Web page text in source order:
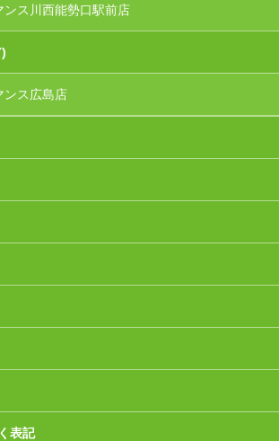
ンス川西能勢口駅前店
ンス広島店
表記